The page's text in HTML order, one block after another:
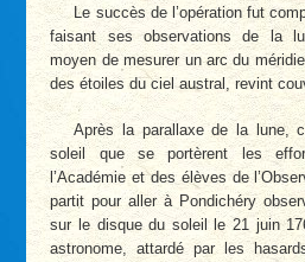
Le succès de l’opération fut
faisant ses observations de la
moyen de mesurer un arc du
des étoiles du ciel austral, revint
Après la parallaxe de la lune,
soleil que se portèrent les
l’Académie et des élèves de
partit pour aller à Pondichéry
sur le disque du soleil le 21 juin
astronome, attardé par les